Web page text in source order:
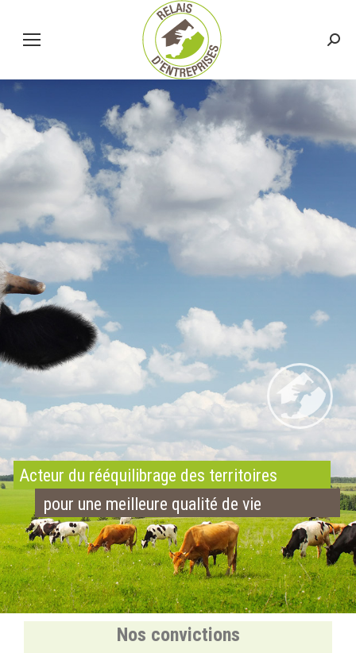
pour une meilleure qualité de vie
Acteur du rééquilibrage des territoires
Nos convictions